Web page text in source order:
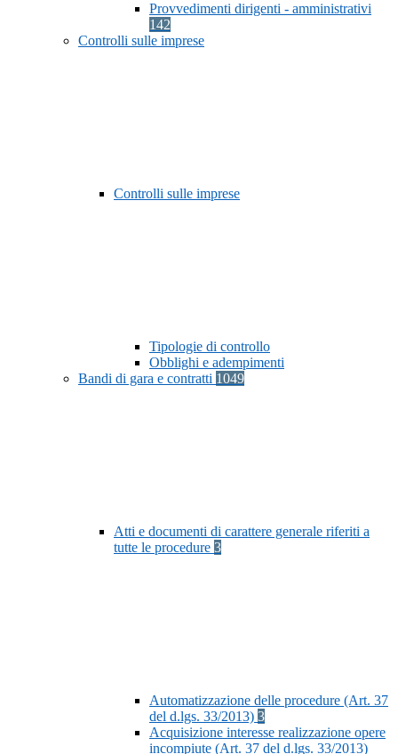
Provvedimenti dirigenti - amministrativi
142
Controlli sulle imprese
Controlli sulle imprese
Tipologie di controllo
Obblighi e adempimenti
Bandi di gara e contratti 1049
Atti e documenti di carattere generale riferiti a
tutte le procedure 3
Automatizzazione delle procedure (Art. 37
del d.lgs. 33/2013) 3
Acquisizione interesse realizzazione opere
incompiute (Art. 37 del d.lgs. 33/2013)